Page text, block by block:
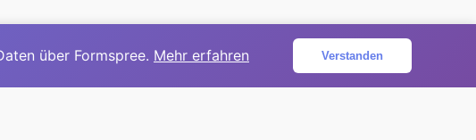
über Formspree. Mehr erfahren Verstanden